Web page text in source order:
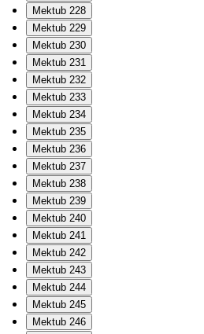
Mektub 228
Mektub 229
Mektub 230
Mektub 231
Mektub 232
Mektub 233
Mektub 234
Mektub 235
Mektub 236
Mektub 237
Mektub 238
Mektub 239
Mektub 240
Mektub 241
Mektub 242
Mektub 243
Mektub 244
Mektub 245
Mektub 246